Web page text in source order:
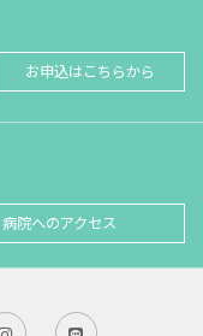
お申込はこちらから
病院へのアクセス